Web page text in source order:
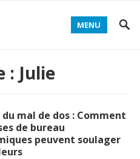
MENU
: Julie
mal de dos : Comment
de bureau
peuvent soulager